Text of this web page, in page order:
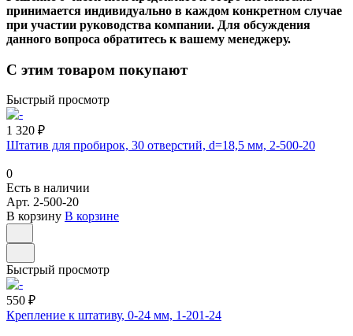
принимается индивидуально в каждом конкретном случае
при участии руководства компании. Для обсуждения
данного вопроса обратитесь к вашему менеджеру.
С этим товаром покупают
Быстрый просмотр
1 320 ₽
Штатив для пробирок, 30 отверстий, d=18,5 мм, 2-500-20
0
Есть в наличии
Арт. 2-500-20
В корзину В корзине
Быстрый просмотр
550 ₽
Крепление к штативу, 0-24 мм, 1-201-24